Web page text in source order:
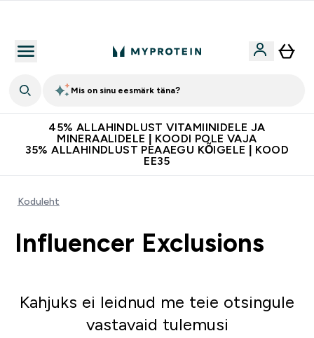
Mis on sinu eesmärk täna?
45% ALLAHINDLUST VITAMIINIDELE JA
MINERAALIDELE | KOODI POLE VAJA
35% ALLAHINDLUST PEAAEGU KÕIGELE | KOOD
EE35
Koduleht
Influencer Exclusions
Kahjuks ei leidnud me teie otsingule
vastavaid tulemusi